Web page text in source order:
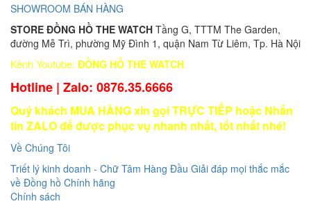
SHOWROOM BÁN HÀNG
STORE ĐỒNG HỒ THE WATCH Tầng G, TTTM The Garden,
đường Mễ Trì, phường Mỹ Đình 1, quận Nam Từ Liêm, Tp. Hà Nội
Kênh Youtube: ĐỒNG HỒ THE WATCH
Hotline | Zalo: 0876.35.6666
Quý khách MUA HÀNG xin gọi TRỰC TIẾP hoặc Nhắn
tin ZALO để được phục vụ nhanh nhất, tốt nhất nhé!
Về Chúng Tôi
Triết lý kinh doanh - Chữ Tâm Hàng Đầu Giải đáp mọi thắc mắc
về Đồng hồ Chính hãng
Chính sách